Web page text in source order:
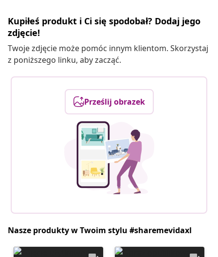
Kupiłeś produkt i Ci się spodobał? Dodaj jego
zdjęcie!
Twoje zdjęcie może pomóc innym klientom. Skorzystaj
z poniższego linku, aby zacząć.
Prześlij obrazek
Nasze produkty w Twoim stylu #sharemevidaxl